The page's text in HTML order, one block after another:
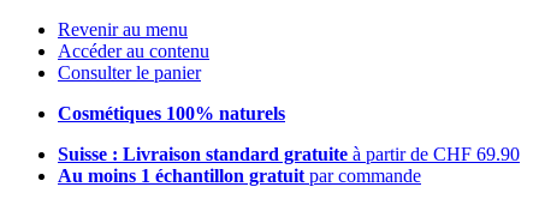
Revenir au menu
Accéder au contenu
Consulter le panier
Cosmétiques 100% naturels
Suisse : Livraison standard gratuite à partir de CHF 69.90
Au moins 1 échantillon gratuit par commande